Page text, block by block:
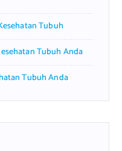
Tubuh
Tubuh Anda
Tubuh Anda